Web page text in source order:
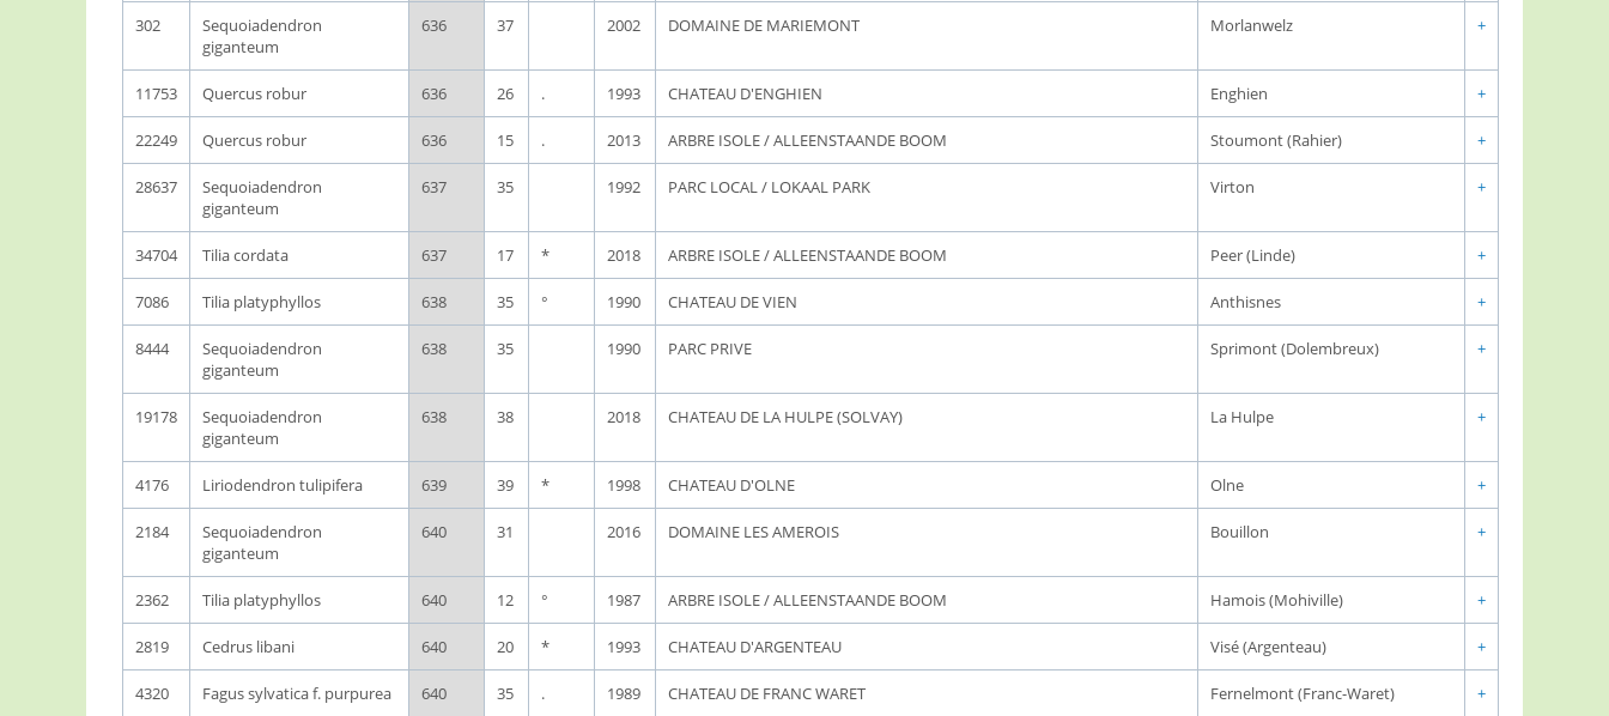
302
Sequoiadendron
giganteum
636 37 2002 DOMAINE DE MARIEMONT Morlanwelz +
11753 Quercus robur 636 26 . 1993 CHATEAU D'ENGHIEN Enghien +
22249 Quercus robur 636 15 . 2013 ARBRE ISOLE / ALLEENSTAANDE BOOM Stoumont (Rahier) +
28637
Sequoiadendron
giganteum
637 35 1992 PARC LOCAL / LOKAAL PARK Virton +
34704 Tilia cordata 637 17 * 2018 ARBRE ISOLE / ALLEENSTAANDE BOOM Peer (Linde) +
7086 Tilia platyphyllos 638 35 ° 1990 CHATEAU DE VIEN Anthisnes +
8444
Sequoiadendron
giganteum
638 35 1990 PARC PRIVE Sprimont (Dolembreux) +
19178
Sequoiadendron
giganteum
638 38 2018 CHATEAU DE LA HULPE (SOLVAY) La Hulpe +
4176 Liriodendron tulipifera 639 39 * 1998 CHATEAU D'OLNE Olne +
2184
Sequoiadendron
giganteum
640 31 2016 DOMAINE LES AMEROIS Bouillon +
2362 Tilia platyphyllos 640 12 ° 1987 ARBRE ISOLE / ALLEENSTAANDE BOOM Hamois (Mohiville) +
2819 Cedrus libani 640 20 * 1993 CHATEAU D'ARGENTEAU Visé (Argenteau) +
4320 Fagus sylvatica f. purpurea 640 35 . 1989 CHATEAU DE FRANC WARET Fernelmont (Franc-Waret) +